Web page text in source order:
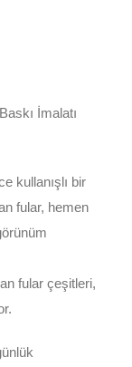
İmalatı
kullanışlı bir
fular, hemen
fular çeşitleri,